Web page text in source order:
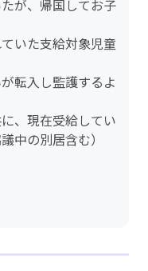
が、帰国してお子
いた支給対象児童
転入し監護するよ
、現在受給してい
中の別居含む）